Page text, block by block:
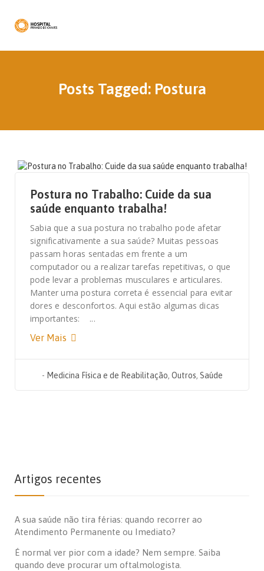
Posts Tagged: Postura
Postura no Trabalho: Cuide da sua
saúde enquanto trabalha!
Sabia que a sua postura no trabalho pode afetar
significativamente a sua saúde? Muitas pessoas
passam horas sentadas em frente a um
computador ou a realizar tarefas repetitivas, o que
pode levar a problemas musculares e articulares.
Manter uma postura correta é essencial para evitar
dores e desconfortos. Aqui estão algumas dicas
importantes: ...
Ver Mais
- Medicina Física e de Reabilitação, Outros, Saúde
Artigos recentes
A sua saúde não tira férias: quando recorrer ao
Atendimento Permanente ou Imediato?
É normal ver pior com a idade? Nem sempre. Saiba
quando deve procurar um oftalmologista.